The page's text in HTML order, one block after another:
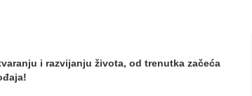
i razvijanju života, od trenutka začeća